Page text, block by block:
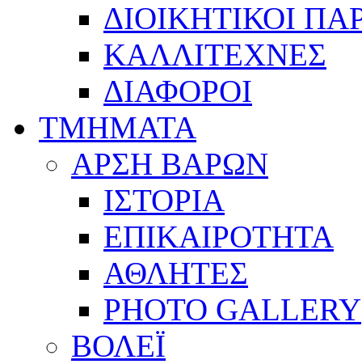
ΔΙΟΙΚΗΤΙΚΟΙ
ΚΑΛΛΙΤΕΧΝΕΣ
ΔΙΑΦΟΡΟΙ
ΤΜΗΜΑΤΑ
ΑΡΣΗ ΒΑΡΩΝ
ΙΣΤΟΡΙΑ
ΕΠΙΚΑΙΡΟΤΗΤΑ
ΑΘΛΗΤΕΣ
PHOTO GALLERY
ΒΟΛΕΪ